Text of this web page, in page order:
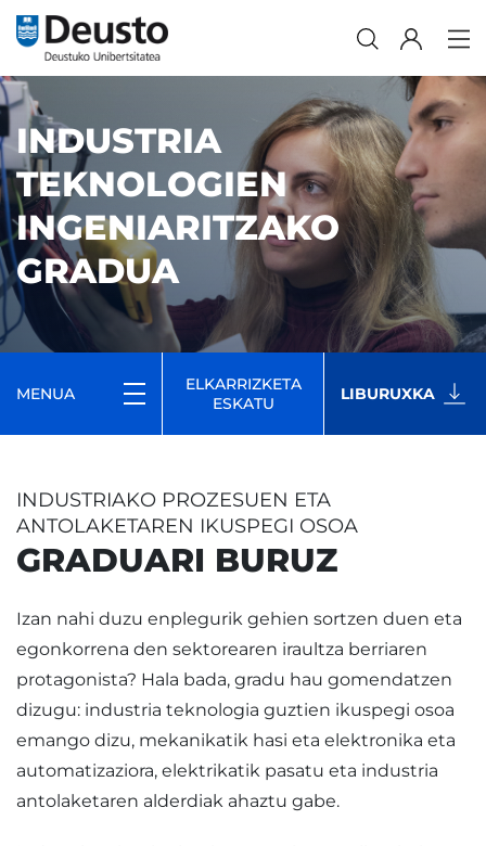
INDUSTRIA
TEKNOLOGIEN
INGENIARITZAKO
GRADUA
MENUA
ELKARRIZKETA
ESKATU
LIBURUXKA
INDUSTRIAKO PROZESUEN ETA
ANTOLAKETAREN IKUSPEGI OSOA
GRADUARI BURUZ
Izan nahi duzu enplegurik gehien sortzen duen eta
egonkorrena den sektorearen iraultza berriaren
protagonista? Hala bada, gradu hau gomendatzen
dizugu: industria teknologia guztien ikuspegi osoa
emango dizu, mekanikatik hasi eta elektronika eta
automatizaziora, elektrikatik pasatu eta industria
antolaketaren alderdiak ahaztu gabe.